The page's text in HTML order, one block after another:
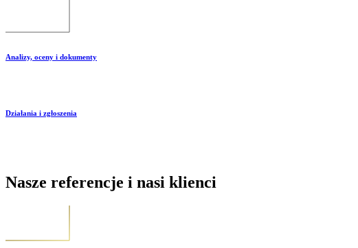
Analizy, oceny i dokumenty
Działania i zgłoszenia
Nasze referencje i nasi klienci